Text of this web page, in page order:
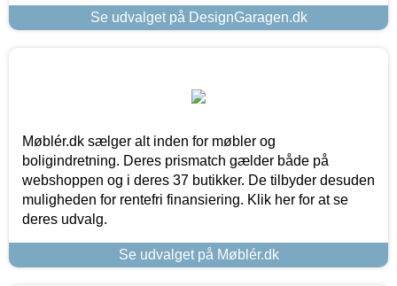
Se udvalget på DesignGaragen.dk
Møblér.dk sælger alt inden for møbler og
boligindretning. Deres prismatch gælder både på
webshoppen og i deres 37 butikker. De tilbyder desuden
muligheden for rentefri finansiering. Klik her for at se
deres udvalg.
Se udvalget på Møblér.dk